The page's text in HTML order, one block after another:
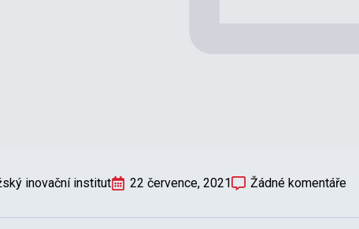
inovační institut 22 července, 2021 Žádné komentáře